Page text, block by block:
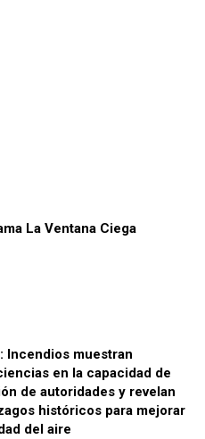
La Ventana Ciega
Incendios muestran
en la capacidad de
de autoridades y revelan
históricos para mejorar
del aire